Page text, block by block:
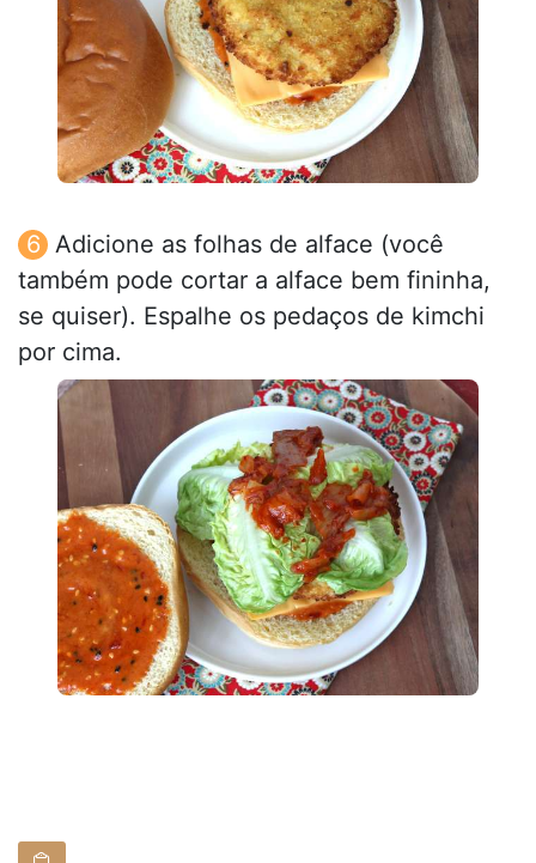
Adicione as folhas de alface (você
também pode cortar a alface bem fininha,
se quiser). Espalhe os pedaços de kimchi
por cima.